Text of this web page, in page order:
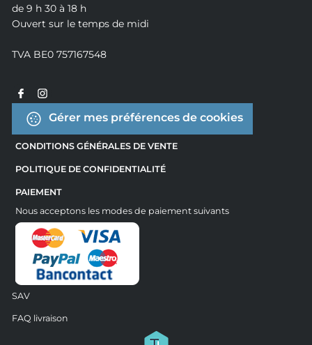
de 9 h 30 à 18 h
Ouvert sur le temps de midi
TVA BE0 757167548
Gérer mes préférences de cookies
CONDITIONS GÉNÉRALES DE VENTE
POLITIQUE DE CONFIDENTIALITÉ
PAIEMENT
Nous acceptons les modes de paiement suivants
SAV
FAQ livraison